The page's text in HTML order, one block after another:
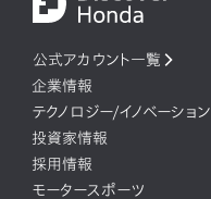
公式アカウント一覧
企業情報
テクノロジー/イノベーション
投資家情報
採用情報
モータースポーツ